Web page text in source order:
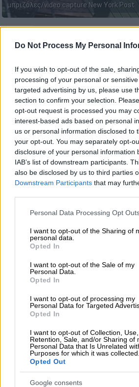
Do Not Process My Personal
If you wish to opt-out of the sale,
processing of your personal or
targeted advertising by us, please use
section to confirm your selection.
opt-out request is processed you may
interest-based ads based on personal
us or personal information disclosed to
your opt-out. You may separately opt-
disclosure of your personal information
IAB’s list of downstream participants.
also be disclosed by us to third parties
Downstream Participants that may
Please note that this website/app uses
not limited to your visit or usage
grant or deny consent to Google and its
use your data for below specified
consent section.
Personal Data Processing Opt
I want to opt-out of the Sharing of
personal data.
Opted In
I want to opt-out of the Sale of my
Personal Data.
Opted In
I want to opt-out of processing my
Personal Data for Targeted
Opted In
I want to opt-out of Collection, Use,
Retention, Sale, and/or Sharing of
Personal Data that Is Unrelated
Purposes for which it was collected.
Opted Out
Google consents
μπριζόλες/video capture New York Post
Μια πεινασμένη αρκούδα
στοΚολοράντο, έφαγε
δυσκολεύτηκε να βρει
Ο ιδιοκτήτης βρισκόταν στη
έτσι δε συνάντησε το ζώο,
γειτόνισσα κατέγραψε τις
να ξεφύγει.
video
Στο βίντεο φαίνεται αρχικά
βγαίνει από το παράθυρο
να κατέβει κάτω, ωστόσο
ύψους δεν τα καταφέρνει και
στο σπίτι.
Τελικά, η αστυνομία έφτασε
της άνοιξε, το ζώο στη